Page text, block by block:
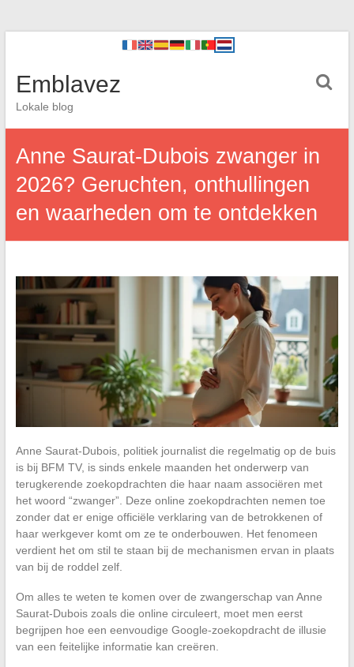
Emblavez
Lokale blog
Anne Saurat-Dubois zwanger in
2026? Geruchten, onthullingen
en waarheden om te ontdekken
Anne Saurat-Dubois, politiek journalist die regelmatig op de buis
is bij BFM TV, is sinds enkele maanden het onderwerp van
terugkerende zoekopdrachten die haar naam associëren met
het woord “zwanger”. Deze online zoekopdrachten nemen toe
zonder dat er enige officiële verklaring van de betrokkenen of
haar werkgever komt om ze te onderbouwen. Het fenomeen
verdient het om stil te staan bij de mechanismen ervan in plaats
van bij de roddel zelf.
Om alles te weten te komen over de zwangerschap van Anne
Saurat-Dubois zoals die online circuleert, moet men eerst
begrijpen hoe een eenvoudige Google-zoekopdracht de illusie
van een feitelijke informatie kan creëren.